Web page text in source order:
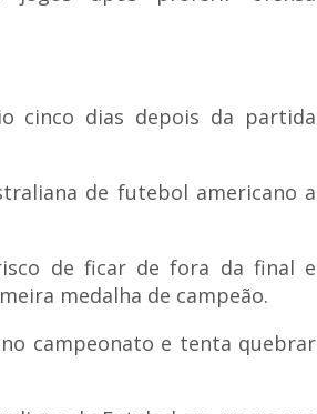
cinco dias depois da partida
de futebol americano a
de ficar de fora da final e
medalha de campeão.
campeonato e tenta quebrar